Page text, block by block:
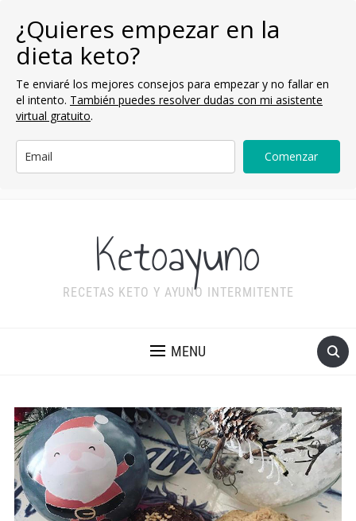
¿Quieres empezar en la
dieta keto?
Te enviaré los mejores consejos para empezar y no fallar en
el intento. También puedes resolver dudas con mi asistente
virtual gratuito.
Comenzar
Ketoayuno
RECETAS KETO Y AYUNO INTERMITENTE
MENU